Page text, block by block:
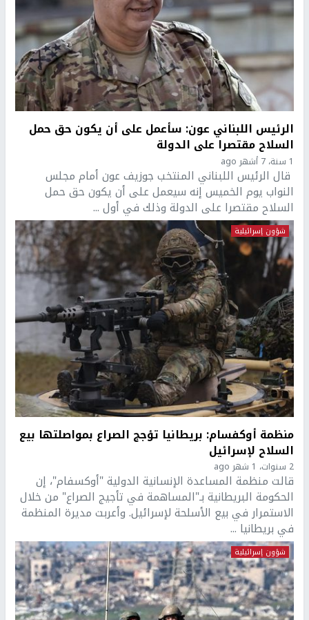
الرئيس اللبناني عون: سأعمل على أن يكون حق حمل
السلاح مقتصرا على الدولة
1 سنة، 7 أشهر ago
قال الرئيس اللبناني المنتخب جوزيف عون أمام مجلس
النواب يوم الخميس إنه سيعمل على أن يكون حق حمل
السلاح مقتصرا على الدولة وذلك في أول ...
شؤون إسرائيلية
منظمة أوكفسام: بريطانيا تؤجج الصراع بمواصلتها بيع
السلاح لإسرائيل
2 سنوات، 1 شهر ago
قالت منظمة المساعدة الإنسانية الدولية "أوكسفام"، إن
الحكومة البريطانية بـ"المساهمة في تأجيج الصراع" من خلال
الاستمرار في بيع الأسلحة لإسرائيل. وأعربت مديرة المنظمة
في بريطانيا ...
شؤون إسرائيلية